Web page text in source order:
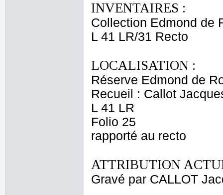
INVENTAIRES :
Collection Edmond de
L 41 LR/31 Recto
LOCALISATION :
Réserve Edmond de
Recueil : Callot
L 41 LR
Folio 25
rapporté au recto
ATTRIBUTION
Gravé par CALLOT